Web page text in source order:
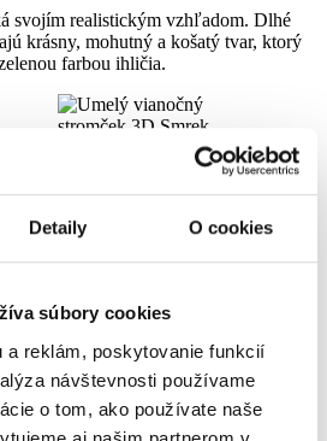
Detaily O cookies
súbory cookies
a reklám, poskytovanie funkcií
návštevnosti používame
o tom, ako používate naše
svojím realistickým vzhľadom. Dlhé
krásny, mohutný a košatý tvar, ktorý
farbou ihličia.
stromček 3D Smrek
tvaru pôsobí mimoriadne realisticky,